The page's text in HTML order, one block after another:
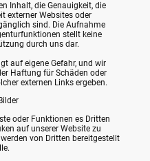
Inhalt, die Genauigkeit, die
externer Websites oder
sind. Die Aufnahme
stellt keine
durch uns dar.
auf eigene Gefahr, und wir
Haftung für Schäden oder
externen Links ergeben.
oder Funktionen es Dritten
auf unserer Website zu
von Dritten bereitgestellt